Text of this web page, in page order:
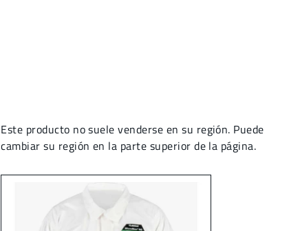
Este producto no suele venderse en su región. Puede
cambiar su región en la parte superior de la página.